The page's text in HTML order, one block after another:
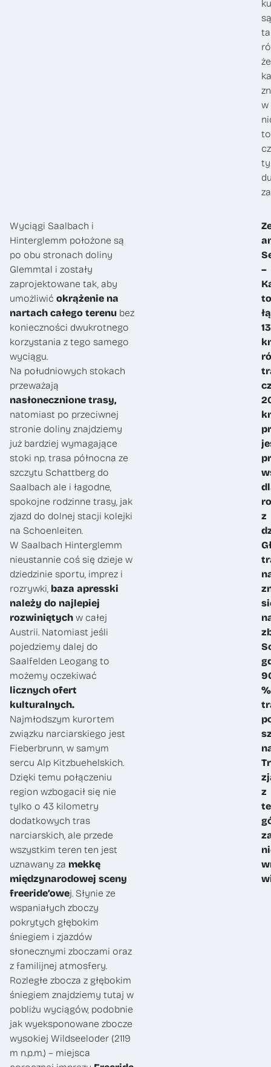
są
że
w
Wyciągi Saalbach i
Hinterglemm położone są
po obu stronach doliny
Glemmtal i zostały
zaprojektowane tak, aby
umożliwić okrążenie na
nartach całego terenu bez
konieczności dwukrotnego
korzystania z tego samego
wyciągu.
Na południowych stokach
przeważają
nasłonecznione trasy,
natomiast po przeciwnej
stronie doliny znajdziemy
już bardziej wymagające
stoki np. trasa północna ze
szczytu Schattberg do
Saalbach ale i łagodne,
spokojne rodzinne trasy, jak
zjazd do dolnej stacji kolejki
na Schoenleiten.
W Saalbach Hinterglemm
nieustannie coś się dzieje w
dziedzinie sportu, imprez i
rozrywki, baza apresski
należy do najlepiej
rozwiniętych w całej
Austrii. Natomiast jeśli
pojedziemy dalej do
Saalfelden Leogang to
możemy oczekiwać
licznych ofert
kulturalnych.
Najmłodszym kurortem
związku narciarskiego jest
Fieberbrunn, w samym
sercu Alp Kitzbuehelskich.
Dzięki temu połączeniu
region wzbogacił się nie
tylko o 43 kilometry
dodatkowych tras
narciarskich, ale przede
wszystkim teren ten jest
uznawany za mekkę
międzynarodowej sceny
freeride’owej. Słynie ze
wspaniałych zboczy
pokrytych głębokim
śniegiem i zjazdów
słonecznymi zboczami oraz
z familijnej atmosfery.
Rozległe zbocza z głębokim
śniegiem znajdziemy tutaj w
pobliżu wyciągów, podobnie
jak wyeksponowane zbocze
wysokiej Wildseeloder (2119
m n.p.m.) – miejsca
–
to
z
%
z